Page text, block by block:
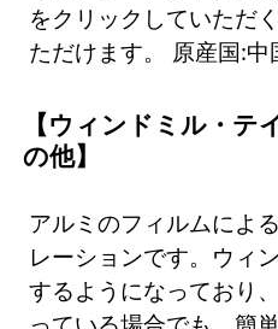
をクリックしていただ
ただけます。 原産国:中
【ウィンドミル・テ
の他】
アルミのフィルムによ
レーションです。ウィ
するようになっており